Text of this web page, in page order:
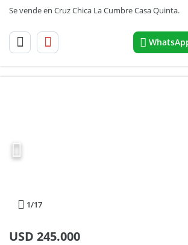
Se vende en Cruz Chica La Cumbre Casa Quinta.
1/17
USD 245.000